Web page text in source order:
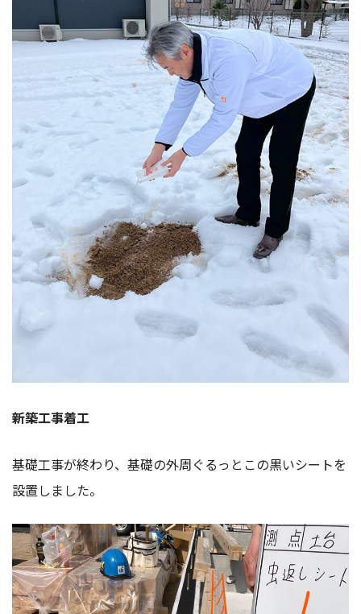
新築工事着工
基礎工事が終わり、基礎の外周ぐるっとこの黒いシートを
設置しました。